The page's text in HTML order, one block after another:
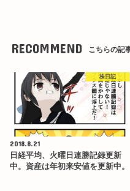
RECOMMEND こちらの記
株日記
2018.8.21
日経平均、火曜日連勝記録更新
中。資産は年初来安値を更新中。